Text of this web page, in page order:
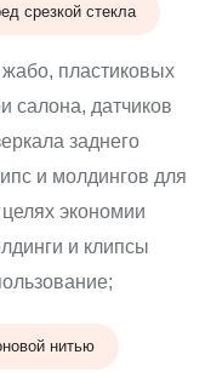
срезкой стекла
пластиковых
салона, датчиков
заднего
и молдингов для
экономии
и клипсы
нитью